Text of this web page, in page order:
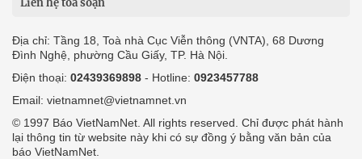
Liên hệ tòa soạn
Địa chỉ: Tầng 18, Toà nhà Cục Viễn thông (VNTA), 68 Dương
Đình Nghệ, phường Cầu Giấy, TP. Hà Nội.
Điện thoại: 02439369898 - Hotline: 0923457788
Email: vietnamnet@vietnamnet.vn
© 1997 Báo VietNamNet. All rights reserved. Chỉ được phát hành
lại thông tin từ website này khi có sự đồng ý bằng văn bản của
báo VietNamNet.